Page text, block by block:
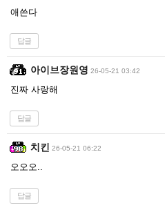
애쓴다
답글
아이브장원영 26-05-21 03:42
진짜 사랑해
답글
치킨 26-05-21 06:22
오오오..
답글